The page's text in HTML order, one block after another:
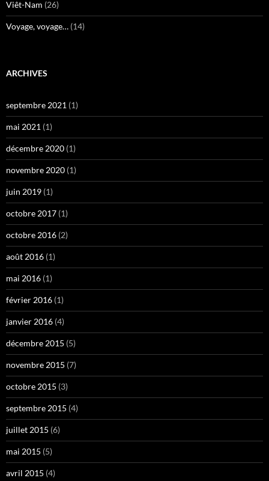
Viêt-Nam (26)
Voyage, voyage… (14)
ARCHIVES
septembre 2021 (1)
mai 2021 (1)
décembre 2020 (1)
novembre 2020 (1)
juin 2019 (1)
octobre 2017 (1)
octobre 2016 (2)
août 2016 (1)
mai 2016 (1)
février 2016 (1)
janvier 2016 (4)
décembre 2015 (5)
novembre 2015 (7)
octobre 2015 (3)
septembre 2015 (4)
juillet 2015 (6)
mai 2015 (5)
avril 2015 (4)